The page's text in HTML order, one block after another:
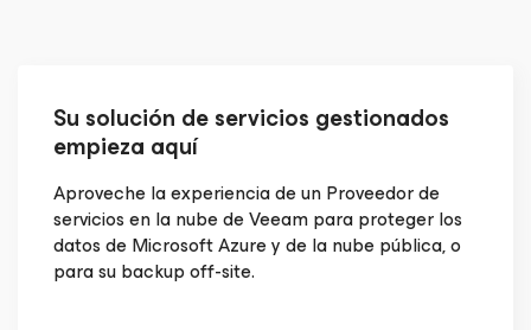
Su solución de servicios gestionados
empieza aquí
Aproveche la experiencia de un Proveedor de
servicios en la nube de Veeam para proteger los
datos de Microsoft Azure y de la nube pública, o
para su backup off-site.